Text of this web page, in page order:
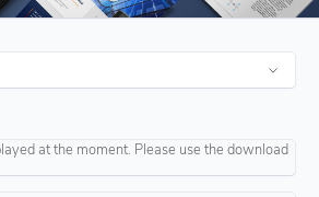
at the moment. Please use the download